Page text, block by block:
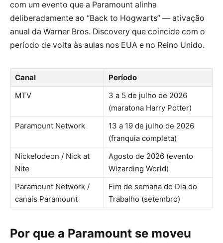
com um evento que a Paramount alinha
deliberadamente ao “Back to Hogwarts” — ativação
anual da Warner Bros. Discovery que coincide com o
período de volta às aulas nos EUA e no Reino Unido.
Canal
Período
MTV
3 a 5 de julho de 2026
(maratona Harry Potter)
Paramount Network
13 a 19 de julho de 2026
(franquia completa)
Nickelodeon / Nick at
Nite
Agosto de 2026 (evento
Wizarding World)
Paramount Network /
canais Paramount
Fim de semana do Dia do
Trabalho (setembro)
Por que a Paramount se moveu